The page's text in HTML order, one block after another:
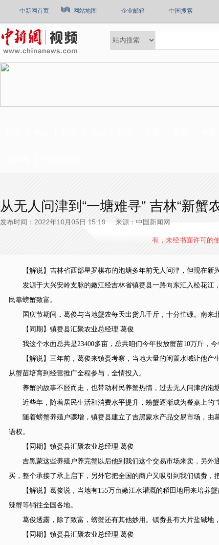
中新网首页 网站地图 企业邮箱 中国搜索
从无人问津到“一塘难寻” 吉林“新蟹
发布时间：2022年10月05日 15:19 来源：中国新闻网
有，未经书面许可的
【解说】吉林省西部星罗棋布的泡塘多年前无人问津，但现在新
发源于大兴安岭支脉的嫩江经吉林省镇赉县一路向东汇入松花江
民靠螃蟹致富。
国庆节期间，葛俊与当地蟹农每天出货几千斤，十分忙碌。南来
【同期】镇赉县汇聚农业总经理 葛俊
我这个水面总共是23400多亩，总共咱们今年投放蟹苗10万斤，
【解说】三年前，葛俊来镇赉考察，当地大量的闲置水域让他产
从蟹苗培育到经营推广全程参与，全情投入。
养蟹的故事不胫而走，也带动村民养蟹热情，过去无人问津的泡
近些年，随着居民生活和消费水平提升，螃蟹逐渐成为餐桌上的“
随着螃蟹养殖户骤增，镇赉县建立了吉黑蒙水产品交易市场，由
语权。
【同期】镇赉县汇聚农业总经理 葛俊
吉黑蒙这些养殖户养完蟹以后他到我们这个交易市场来卖，另外
买，整个承接了承上启下，另外它把全国的商户又吸引到我们镇赉
【解说】葛俊说，当地有155万亩嫩江水灌溉的稻田地用来培养蟹
辣蟹等销往全国各地。
葛俊透露，除了致富，螃蟹还有其他妙用。镇赉县有大片盐碱地
【同期】镇赉县汇聚农业总经理 葛俊